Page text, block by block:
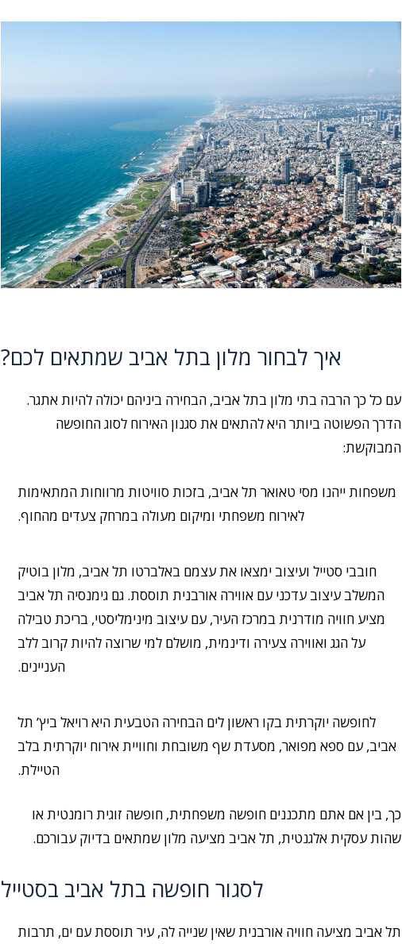
איך לבחור מלון בתל אביב שמתאים לכם?
עם כל כך הרבה בתי מלון בתל אביב, הבחירה ביניהם יכולה להיות אתגר.
הדרך הפשוטה ביותר היא להתאים את סגנון האירוח לסוג החופשה
המבוקשת:
משפחות ייהנו מסי טאואר תל אביב, בזכות סוויטות מרווחות המתאימות
לאירוח משפחתי ומיקום מעולה במרחק צעדים מהחוף.
חובבי סטייל ועיצוב ימצאו את עצמם באלברטו תל אביב, מלון בוטיק
המשלב עיצוב עדכני עם אווירה אורבנית תוססת. גם גימנסיה תל אביב
מציע חוויה מודרנית במרכז העיר, עם עיצוב מינימליסטי, בריכת טבילה
על הגג ואווירה צעירה ודינמית, מושלם למי שרוצה להיות קרוב ללב
העניינים.
לחופשה יוקרתית בקו ראשון לים הבחירה הטבעית היא רויאל ביץ’ תל
אביב, עם ספא מפואר, מסעדת שף משובחת וחוויית אירוח יוקרתית בלב
הטיילת.
כך, בין אם אתם מתכננים חופשה משפחתית, חופשה זוגית רומנטית או
שהות עסקית אלגנטית, תל אביב מציעה מלון שמתאים בדיוק עבורכם.
לסגור חופשה בתל אביב בסטייל
תל אביב מציעה חוויה אורבנית שאין שנייה לה, עיר תוססת עם ים, תרבות